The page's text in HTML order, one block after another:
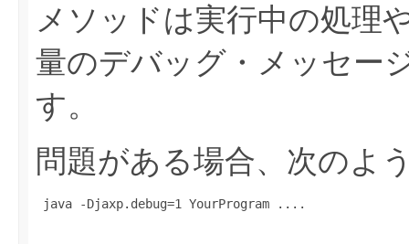
メソッドは実行中の処理
量のデバッグ・メッセー
す。
問題がある場合、次のよ
java -Djaxp.debug=1 YourProgram ....